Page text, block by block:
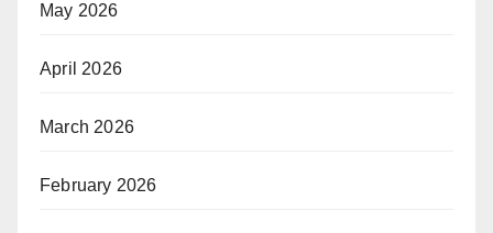
May 2026
April 2026
March 2026
February 2026